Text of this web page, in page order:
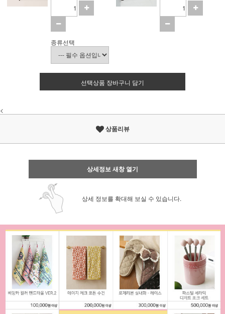
종류선택
선택상품 장바구니 담기
<
상품리뷰
상세정보 새창 열기
상세 정보를 확대해 보실 수 있습니다.